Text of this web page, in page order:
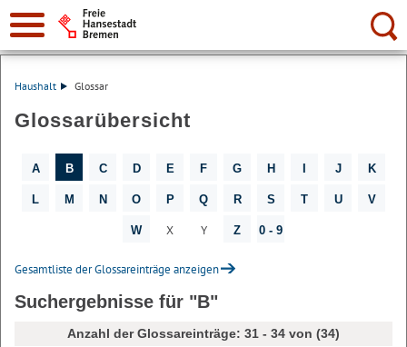
Suche:
Haushalt Glossar
Glossarübersicht
A B C D E F G H J K
L M N O P Q R S T U V
W X Y Z 0 - 9
Gesamtliste der Glossareinträge anzeigen
Suchergebnisse für "B"
Anzahl der Glossareinträge: 31 - 34 von (34)